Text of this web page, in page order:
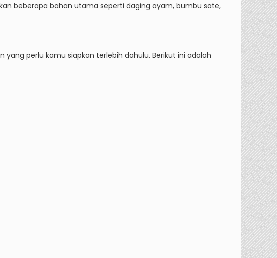
beberapa bahan utama seperti daging ayam, bumbu sate,
perlu kamu siapkan terlebih dahulu. Berikut ini adalah